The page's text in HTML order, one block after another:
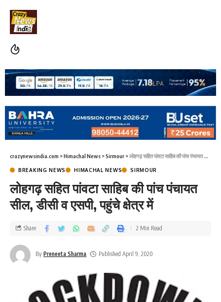
crazynewsindia.com >Himachal News >Sirmour >लोहगढ़ सहित पांवटा साहिब की पांच पंचायत सील, डीसी व एसपी, पहुंचे क्षेत्र में
BREAKING NEWS HIMACHAL NEWS SIRMOUR
लोहगढ़ सहित पांवटा साहिब की पांच पंचायत
सील, डीसी व एसपी, पहुंचे क्षेत्र में
By Preneeta Sharma Published April 9, 2020
Share 2 Min Read